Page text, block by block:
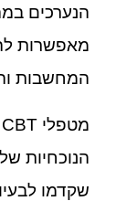
הנערכים
מאפשרות
המחשבות
הנוכחיות
שקדמו